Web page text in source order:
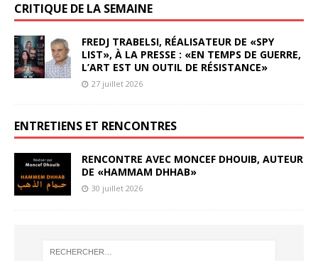
CRITIQUE DE LA SEMAINE
FREDJ TRABELSI, RÉALISATEUR DE «SPY
LIST», À LA PRESSE : «EN TEMPS DE GUERRE,
L’ART EST UN OUTIL DE RÉSISTANCE»
27 juillet 2026
ENTRETIENS ET RENCONTRES
RENCONTRE AVEC MONCEF DHOUIB, AUTEUR
DE «HAMMAM DHHAB»
30 juillet 2026